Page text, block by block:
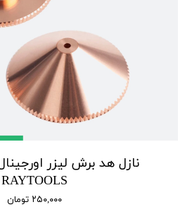
نازل هد برش لیزر
RAYTOOLS
۲۵۰,۰۰۰ تومان